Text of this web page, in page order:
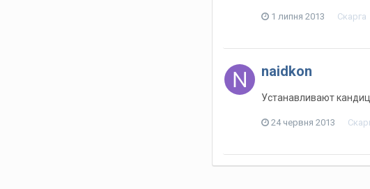
1 липня 2013 Скарга
naidkon
Устанавливают
24 червня 2013